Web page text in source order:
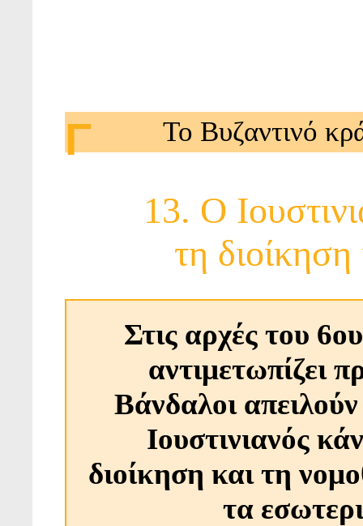
Το Βυζαντινό
Γ
13. Ο
τη
Στις αρχές του
αντιμετωπίζει
Βάνδαλοι
Ιουστινιανός
διοίκηση και τη
τα